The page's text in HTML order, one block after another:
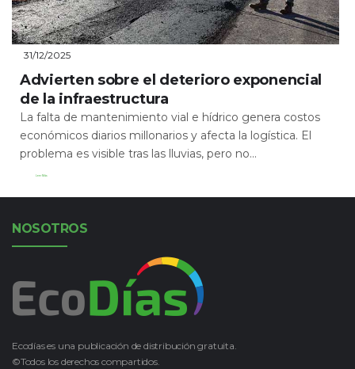
31/12/2025
Advierten sobre el deterioro exponencial
de la infraestructura
La falta de mantenimiento vial e hídrico genera costos
económicos diarios millonarios y afecta la logística. El
problema es visible tras las lluvias, pero no...
Leer Más
NOSOTROS
Ecodías es una publicación de distribución gratuita.
©Todos los derechos compartidos.